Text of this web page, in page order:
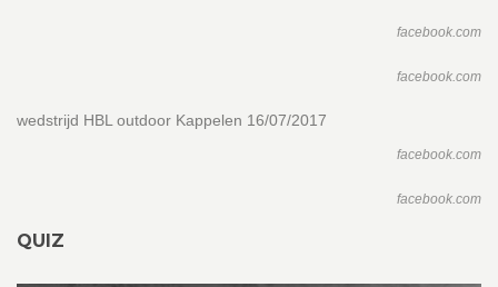
facebook.com
facebook.com
wedstrijd HBL outdoor Kappelen 16/07/2017
facebook.com
facebook.com
QUIZ